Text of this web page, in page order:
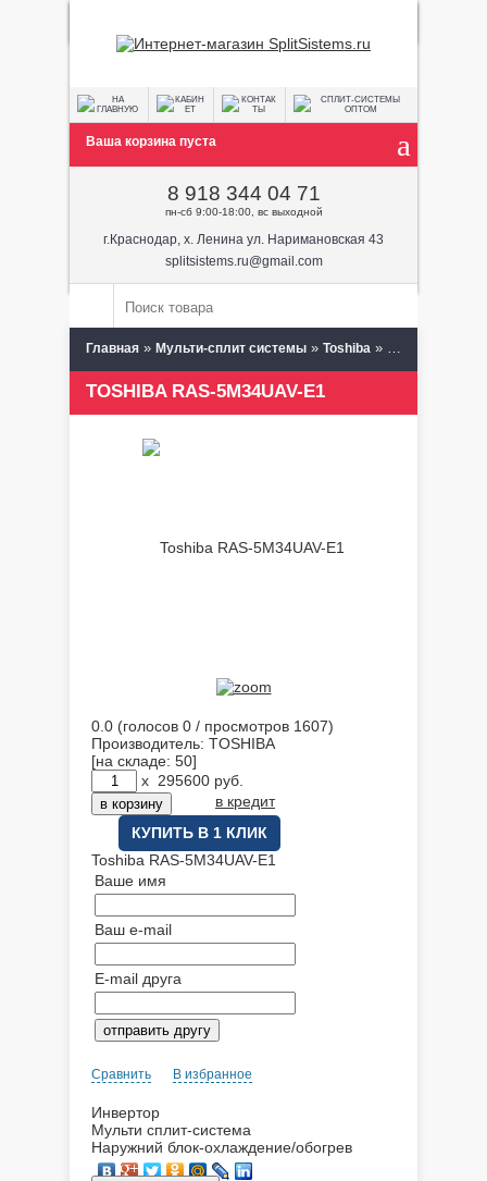
Ваша корзина пуста
8 918 344 04 71
пн-сб 9:00-18:00, вс выходной
г.Краснодар, х. Ленина ул. Наримановская 43
splitsistems.ru@gmail.com
Главная » Мульти-сплит системы » Toshiba » Наружные
TOSHIBA RAS-5M34UAV-E1
0.0 (голосов 0 / просмотров 1607)
Производитель: TOSHIBA
[на складе: 50]
x 295600 руб.
в кредит
КУПИТЬ В 1 КЛИК
Toshiba RAS-5M34UAV-E1
Ваше имя
Ваш e-mail
E-mail друга
Сравнить В избранное
Инвертор
Мульти сплит-система
Наружний блок-охлаждение/обогрев